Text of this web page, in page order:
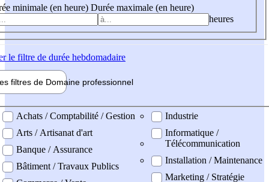
minimale (en heure) Durée maximale (en heure)
heures
le filtre de durée hebdomadaire
filtres de Domaine professionnel
professionel
Achats / Comptabilité / Gestion
Arts / Artisanat d'art
Banque / Assurance
Bâtiment / Travaux Publics
Industrie
Informatique /
Télécommunication
Installation / Maintenance
Marketing / Stratégie